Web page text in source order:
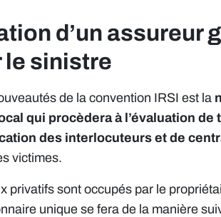
d’un assureur
le sinistre
de la convention IRSI est la
qui procèdera à l’évaluation de
des interlocuteurs et de
victimes.
privatifs sont occupés par le
unique se fera de la manière